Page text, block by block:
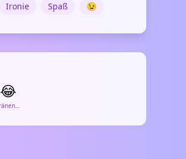
Ironie Spaß 😉
😂
Tränen lachendes Gesicht